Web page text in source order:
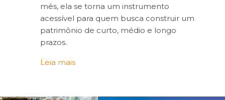
mês, ela se torna um instrumento
acessível para quem busca construir um
patrimônio de curto, médio e longo
prazos.
Leia mais